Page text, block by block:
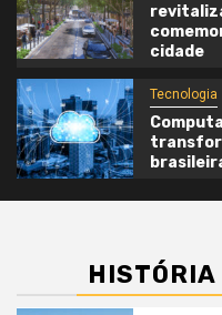
cidade
Tecnologia
HISTÓRIA